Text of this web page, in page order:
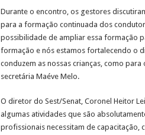
Durante o encontro, os gestores
para a formação continuada dos
possibilidade de ampliar essa formação
formação e nós estamos fortalecendo o
conduzem as nossas crianças, como
secretária Maéve Melo.
O diretor do Sest/Senat, Coronel Heitor
algumas atividades que são
profissionais necessitam de capacitação,